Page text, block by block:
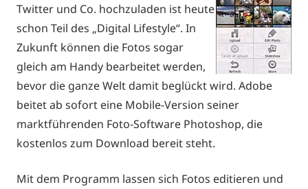
Twitter und Co. hochzuladen ist heute
schon Teil des „Digital Lifestyle“. In
Zukunft können die Fotos sogar
gleich am Handy bearbeitet werden,
bevor die ganze Welt damit beglückt wird. Adobe
beitet ab sofort eine Mobile-Version seiner
marktführenden Foto-Software Photoshop, die
kostenlos zum Download bereit steht.
Mit dem Programm lassen sich Fotos editieren und